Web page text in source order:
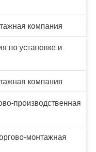
компания
по установке и
компания
производственная
монтажная